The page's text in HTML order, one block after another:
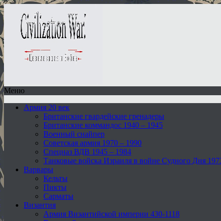
Меню
Армия 20 век
Британские гвардейские гренадеры
Британские коммандос 1940 – 1945
Военный снайпер
Советская армия 1970 – 1990
Спецназ ВДВ 1945 – 1984
Танковые войска Израиля в войне Судного Дня
Варвары
Кельты
Пикты
Сарматы
Византия
Армия Византийской империи 430-1118